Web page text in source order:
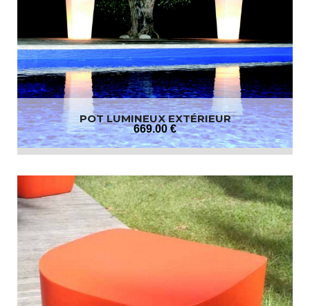
POT LUMINEUX EXTÉRIEUR
669.00 €